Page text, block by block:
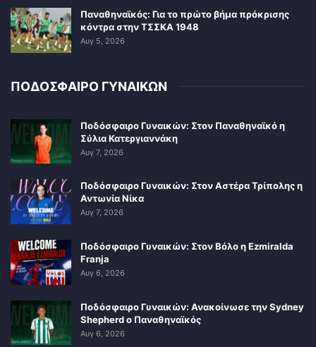
Παναθηναϊκός: Για το πρώτο βήμα πρόκρισης
κόντρα στην ΤΣΣΚΑ 1948
Αυγ 5, 2026
ΠΟΔΟΣΦΑΙΡΟ ΓΥΝΑΙΚΩΝ
Ποδόσφαιρο Γυναικών: Στον Παναθηναϊκό η
Σύλια Κατεργιαννάκη
Αυγ 7, 2026
Ποδόσφαιρο Γυναικών: Στον Αστέρα Τρίπολης η
Αντωνία Νίκα
Αυγ 7, 2026
Ποδόσφαιρο Γυναικών: Στον Βόλο η Ezmiralda
Franja
Αυγ 6, 2026
Ποδόσφαιρο Γυναικών: Ανακοίνωσε την Sydney
Shepherd ο Παναθηναϊκός
Αυγ 6, 2026